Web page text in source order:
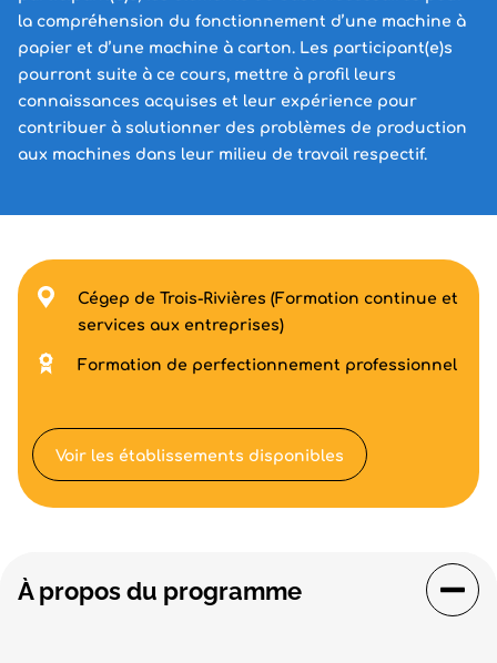
la compréhension du fonctionnement d’une machine à
papier et d’une machine à carton. Les participant(e)s
pourront suite à ce cours, mettre à profil leurs
connaissances acquises et leur expérience pour
contribuer à solutionner des problèmes de production
aux machines dans leur milieu de travail respectif.
À propos du programme
Cégep de Trois-Rivières (Formation continue et
services aux entreprises)
Formation de perfectionnement professionnel
Voir les établissements disponibles